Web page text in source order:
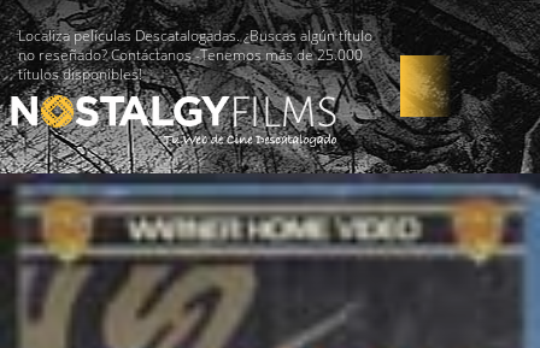
Localiza películas Descatalogadas. ¿Buscas algún título
no reseñado? Contáctanos -Tenemos más de 25.000
títulos disponibles!